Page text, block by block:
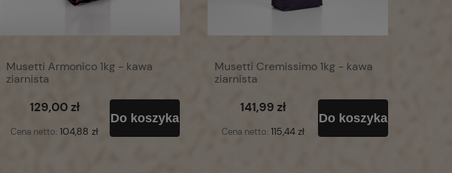
Musetti Armonico 1kg - kawa
ziarnista
129,00 zł
Cena netto: 104,88 zł
Do koszyka
Musetti Cremissimo 1kg - kawa
ziarnista
141,99 zł
Cena netto: 115,44 zł
Do koszyka